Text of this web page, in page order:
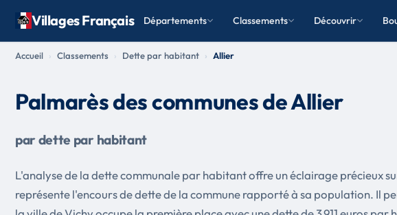
Villages Français Départements Classements Découvrir
Accueil Classements Dette par habitant Allier
Palmarès des communes de Allier
par dette par habitant
L'analyse de la dette communale par habitant offre un éclairage précieux
représente l'encours de dette de la commune rapporté à sa population. Il